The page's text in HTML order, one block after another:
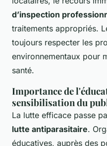
d’inspection
traitements appropriés.
toujours respecter les
environnementaux pour
santé.
Importance de
sensibilisation du
La lutte efficace passe
lutte antiparasitaire.
éducatives, auprès des